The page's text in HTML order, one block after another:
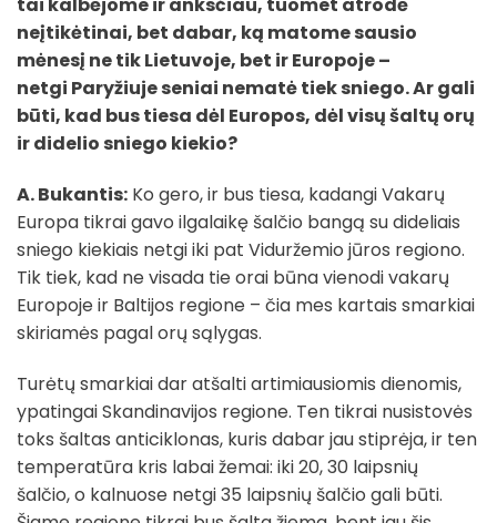
neįtikėtinai, bet dabar, ką matome sausio
mėnesį ne tik Lietuvoje, bet ir Europoje –
netgi Paryžiuje seniai nematė tiek sniego. Ar gali
būti, kad bus tiesa dėl Europos, dėl visų šaltų orų
ir didelio sniego kiekio?
A. Bukantis: Ko gero, ir bus tiesa, kadangi Vakarų
Europa tikrai gavo ilgalaikę šalčio bangą su dideliais
sniego kiekiais netgi iki pat Viduržemio jūros regiono.
Tik tiek, kad ne visada tie orai būna vienodi vakarų
Europoje ir Baltijos regione – čia mes kartais smarkiai
skiriamės pagal orų sąlygas.
Turėtų smarkiai dar atšalti artimiausiomis dienomis,
ypatingai Skandinavijos regione. Ten tikrai nusistovės
toks šaltas anticiklonas, kuris dabar jau stiprėja, ir ten
temperatūra kris labai žemai: iki 20, 30 laipsnių
šalčio, o kalnuose netgi 35 laipsnių šalčio gali būti.